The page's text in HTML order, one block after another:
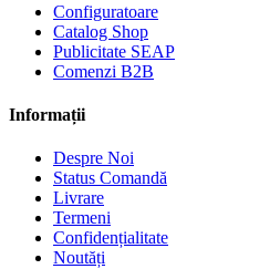
Configuratoare
Catalog Shop
Publicitate SEAP
Comenzi B2B
Informații
Despre Noi
Status Comandă
Livrare
Termeni
Confidențialitate
Noutăți